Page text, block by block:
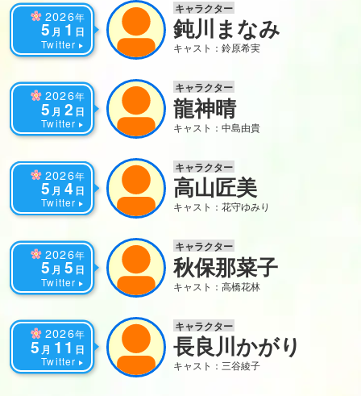
2026年
5 月 1 日
Twitter
キャラクター
鈍川まなみ
キャスト：鈴原希実
2026年
5 月 2 日
Twitter
キャラクター
龍神晴
キャスト：中島由貴
2026年
5 月 4 日
Twitter
キャラクター
高山匠美
キャスト：花守ゆみり
2026年
5 月 5 日
Twitter
キャラクター
秋保那菜子
キャスト：高橋花林
2026年
5月 11 日
Twitter
キャラクター
長良川かがり
キャスト：三谷綾子